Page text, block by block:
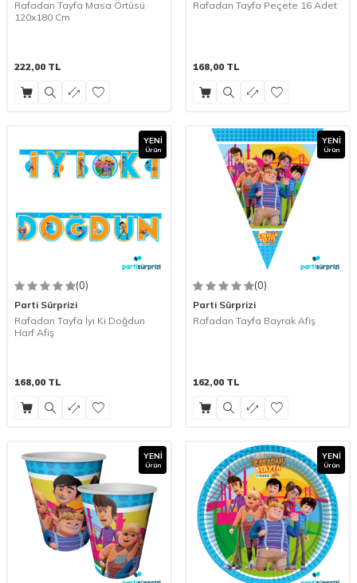
Rafadan Tayfa Masa Örtüsü
120x180 Cm
222,00 TL
Rafadan Tayfa Peçete 16 Adet
168,00 TL
YENI
Ürün
(0)
Parti Sürprizi
Rafadan Tayfa İyi Ki Doğdun
Harf Afiş
168,00 TL
YENI
Ürün
(0)
Parti Sürprizi
Rafadan Tayfa Bayrak Afiş
162,00 TL
YENI
Ürün
YENI
Ürün